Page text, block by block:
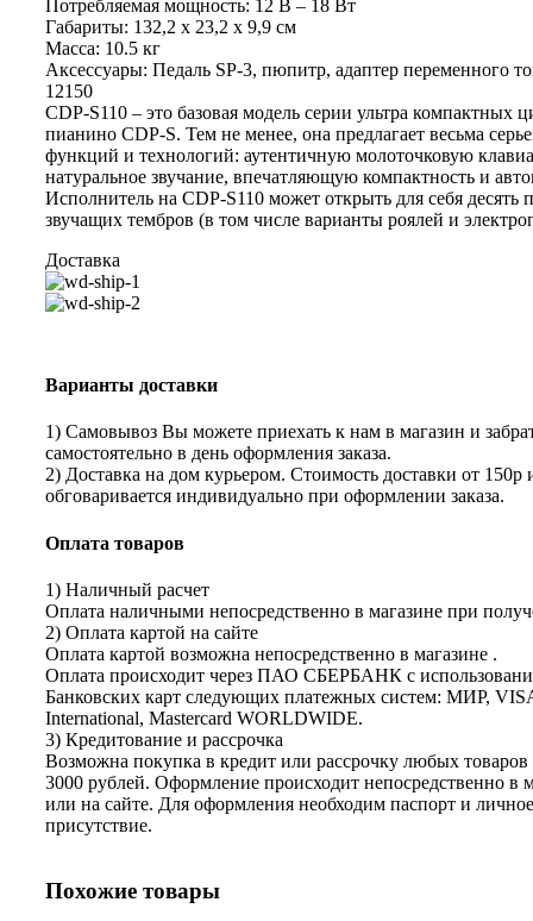
Потребляемая мощность: 12 В – 18 Вт
Габариты: 132,2 х 23,2 х 9,9 см
Масса: 10.5 кг
Аксессуары: Педаль SP-3, пюпитр, адаптер переменного
12150
CDP-S110 – это базовая модель серии ультра компактных
пианино CDP-S. Тем не менее, она предлагает весьма
функций и технологий: аутентичную молоточковую
натуральное звучание, впечатляющую компактность и
Исполнитель на CDP-S110 может открыть для себя десять
звучащих тембров (в том числе варианты роялей и
Доставка
Варианты доставки
1) Самовывоз Вы можете приехать к нам в магазин и
самостоятельно в день оформления заказа.
2) Доставка на дом курьером. Стоимость доставки от 150р
обговаривается индивидуально при оформлении заказа.
Оплата товаров
1) Наличный расчет
Оплата наличными непосредственно в магазине при
2) Оплата картой на сайте
Оплата картой возможна непосредственно в магазине .
Оплата происходит через ПАО СБЕРБАНК с
Банковских карт следующих платежных систем: МИР,
International, Mastercard WORLDWIDE.
3) Кредитование и рассрочка
Возможна покупка в кредит или рассрочку любых
3000 рублей. Оформление происходит непосредственно в
или на сайте. Для оформления необходим паспорт и личное
присутствие.
Похожие товары